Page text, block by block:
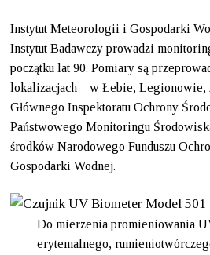
Instytut Meteorologii i Gospodarki
Instytut Badawczy prowadzi
początku lat 90. Pomiary są
lokalizacjach – w Łebie, Legionowie,
Głównego Inspektoratu Ochrony
Państwowego Monitoringu
środków Narodowego Funduszu
Gospodarki Wodnej.
Do mierzenia promieniowania
erytemalnego,